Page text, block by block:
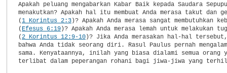
Apakah peluang mengabarkan Kabar Baik kepada Saudara
menakutkan? Apakah hal itu membuat Anda merasa takut dan
(1 Korintus 2:3)? Apakah Anda merasa sangat membutuhkan
( Efesus 6:19)? Apakah Anda merasa lemah untuk melakukan
(2 Korintus 12:9-10)? Jika Anda merasakan hal-hal
bahwa Anda tidak seorang diri. Rasul Paulus pernah
sama. Kenyataannya, inilah yang biasa dialami semua orang
terlibat dalam peperangan rohani bagi jiwa-jiwa yang